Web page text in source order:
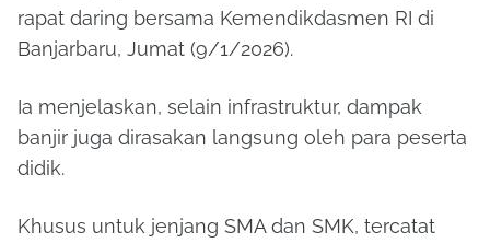
rapat daring bersama Kemendikdasmen RI di
Banjarbaru, Jumat (9/1/2026).
Ia menjelaskan, selain infrastruktur, dampak
banjir juga dirasakan langsung oleh para peserta
didik.
Khusus untuk jenjang SMA dan SMK, tercatat